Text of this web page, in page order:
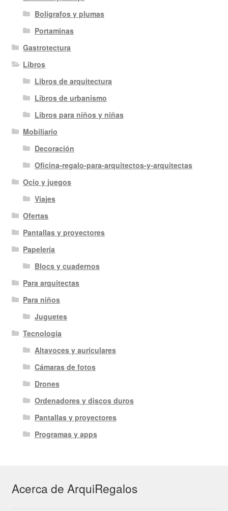
Bolígrafos y plumas
Portaminas
Gastrotectura
Libros
Libros de arquitectura
Libros de urbanismo
Libros para niños y niñas
Mobiliario
Decoración
Oficina-regalo-para-arquitectos-y-arquitectas
Ocio y juegos
Viajes
Ofertas
Pantallas y proyectores
Papelería
Blocs y cuadernos
Para arquitectas
Para niños
Juguetes
Tecnología
Altavoces y auriculares
Cámaras de fotos
Drones
Ordenadores y discos duros
Pantallas y proyectores
Programas y apps
Acerca de ArquiRegalos